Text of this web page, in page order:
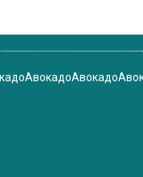
АвокадоАвокадо